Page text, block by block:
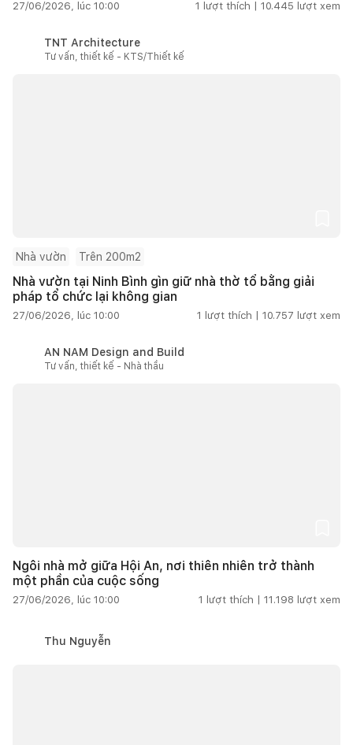
27/06/2026, lúc 10:00 1 lượt thích | 10.445 lượt xem
TNT Architecture
Tư vấn, thiết kế - KTS/Thiết kế
Nhà vườn Trên 200m2
Nhà vườn tại Ninh Bình gìn giữ nhà thờ tổ bằng giải
pháp tổ chức lại không gian
27/06/2026, lúc 10:00 1 lượt thích | 10.757 lượt xem
AN NAM Design and Build
Tư vấn, thiết kế - Nhà thầu
Ngôi nhà mở giữa Hội An, nơi thiên nhiên trở thành
một phần của cuộc sống
27/06/2026, lúc 10:00 1 lượt thích | 11.198 lượt xem
Thu Nguyễn